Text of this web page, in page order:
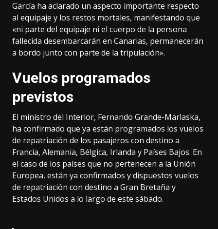
García ha aclarado un aspecto importante respecto
al equipaje y los restos mortales, manifestando que
«ni parte del equipaje ni el cuerpo de la persona
fallecida desembarcarán en Canarias, permanecerán
a bordo junto con parte de la tripulación».
Vuelos programados
previstos
El ministro del Interior, Fernando Grande-Marlaska,
ha confirmado que ya están programados los vuelos
de repatriación de los pasajeros con destino a
Francia, Alemania, Bélgica, Irlanda y Países Bajos. En
el caso de los países que no pertenecen a la Unión
Europea, están ya confirmados y dispuestos vuelos
de repatriación con destino a Gran Bretaña y
Estados Unidos a lo largo de este sábado.